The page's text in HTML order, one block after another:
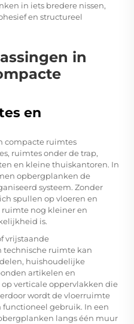
in iets bredere nissen,
en structureel
in
en
compacte ruimtes
ruimtes onder de trap,
en kleine thuiskantoren. In
opbergplanken de
systeem. Zonder
spullen op vloeren en
ruimte nog kleiner en
is.
vrijstaande
ruimte kan
huishoudelijke
artikelen en
verticale oppervlakken die
wordt de vloerruimte
gebruik. In een
langs één muur